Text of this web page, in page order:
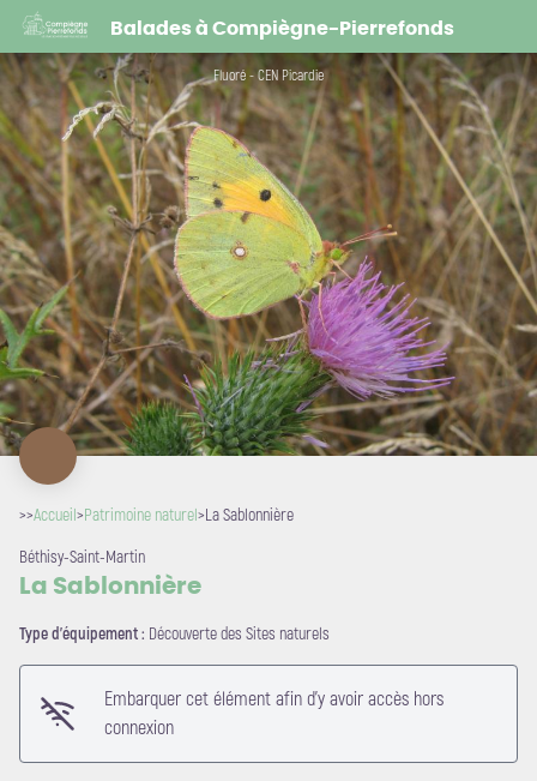
Balades à Compiègne-Pierrefonds
Fluoré - CEN Picardie
Voir l'image en plein écran
>>Accueil>Patrimoine naturel>La Sablonnière
Béthisy-Saint-Martin
La Sablonnière
Type d'équipement : Découverte des Sites naturels
Embarquer cet élément afin d'y avoir accès hors
connexion